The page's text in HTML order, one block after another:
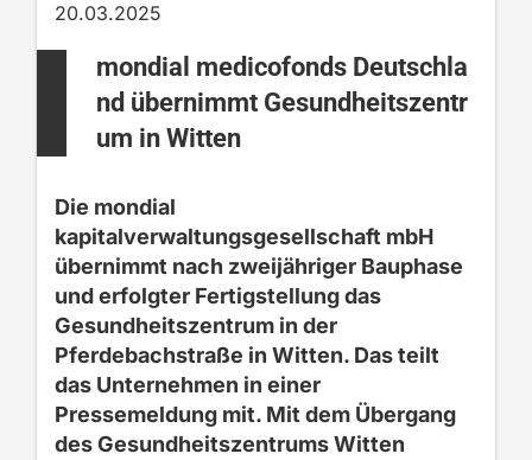
20.03.2025
mondial medicofonds Deutschla
nd übernimmt Gesundheitszentr
um in Witten
Die mondial
kapitalverwaltungsgesellschaft mbH
übernimmt nach zweijähriger Bauphase
und erfolgter Fertigstellung das
Gesundheitszentrum in der
Pferdebachstraße in Witten. Das teilt
das Unternehmen in einer
Pressemeldung mit. Mit dem Übergang
des Gesundheitszentrums Witten